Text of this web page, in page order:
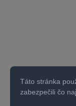
Táto stránka
zabezpečili čo